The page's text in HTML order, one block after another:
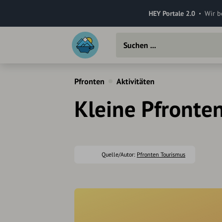
HEY Portale 2.0 Wir
Pfronten Aktivitäten
Kleine
Quelle/Autor: Pfronten Tourismus